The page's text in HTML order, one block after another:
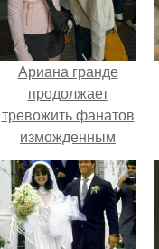
Ариана гранде
продолжает
тревожить фанатов
изможденным
Видом.